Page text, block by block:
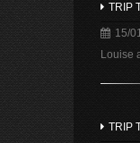
TRIP
15/
Louise
TRIP